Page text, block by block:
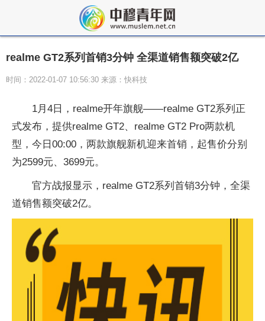
realme GT2系列首销3分钟 全渠道销售额突破2亿
时间：2022-01-07 10:56:30 来源：快科技
1月4日，realme开年旗舰——realme GT2系列正
式发布，提供realme GT2、realme GT2 Pro两款机
型，今日00:00，两款旗舰新机迎来首销，起售价分别
为2599元、3699元。
官方战报显示，realme GT2系列首销3分钟，全渠
道销售额突破2亿。